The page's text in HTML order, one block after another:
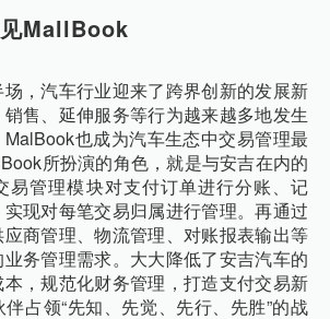
MallBook
，汽车行业迎来了跨界创新的发展新
售、延伸服务等行为越来越多地发生
也成为汽车生态中交易管理最
所扮演的角色，就是与安吉在内的
易管理模块对支付订单进行分账、记
现对每笔交易归属进行管理。再通过
商管理、物流管理、对账报表输出等
务管理需求。大大降低了安吉汽车的
，规范化财务管理，打造支付交易新
占领“先知、先觉、先行、先胜”的战